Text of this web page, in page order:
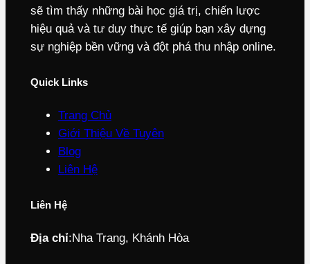
sẽ tìm thấy những bài học giá trị, chiến lược
hiệu quả và tư duy thực tế giúp bạn xây dựng
sự nghiệp bền vững và đột phá thu nhập online.
Quick Links
Trang Chủ
Giới Thiệu Về Tuyên
Blog
Liên Hệ
Liên Hệ
Địa chỉ:Nha Trang, Khánh Hòa